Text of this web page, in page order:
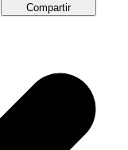
Compartir